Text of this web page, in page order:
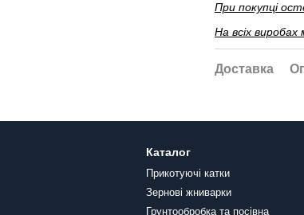
При покупці
На всіх
Доставка
Каталог
Прикотуючі катки
Зернові жниварки
Грунтообробка та посівна